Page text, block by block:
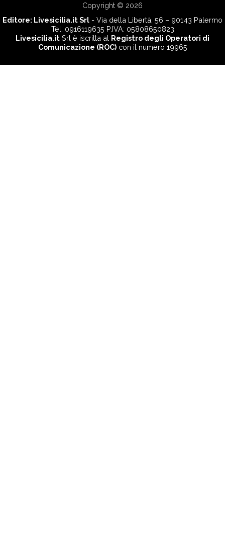
Copyright © 2026
Editore: Livesicilia.it Srl - Via della Libertà, 56 – 90143 Palermo
Tel: 0916119635 P.IVA: 05808650823
Livesicilia.it Srl è iscritta al Registro degli Operatori di
Comunicazione (ROC)con il numero 19965